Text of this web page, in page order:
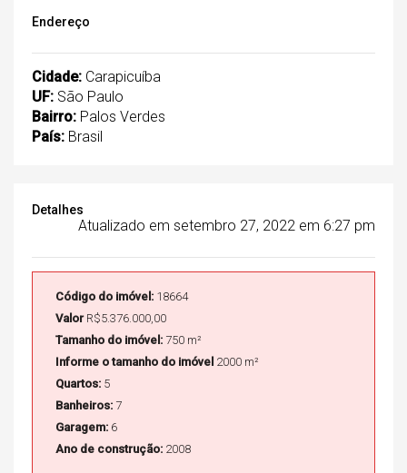
Endereço
Cidade: Carapicuíba
UF: São Paulo
Bairro: Palos Verdes
País: Brasil
Detalhes
Atualizado em setembro 27, 2022 em 6:27 pm
Código do imóvel: 18664
Valor R$5.376.000,00
Tamanho do imóvel: 750 m²
Informe o tamanho do imóvel 2000 m²
Quartos: 5
Banheiros: 7
Garagem: 6
Ano de construção: 2008